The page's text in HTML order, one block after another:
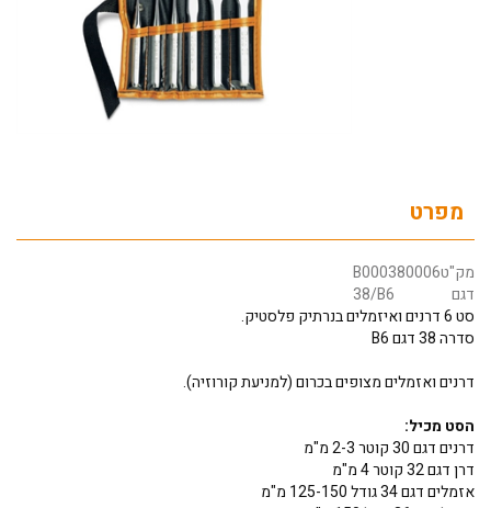
מפרט
מק"טB000380006
דגם
38/B6
סט 6 דרנים ואיזמלים בנרתיק פלסטיק.
סדרה 38 דגם B6
דרנים ואזמלים מצופים בכרום (למניעת קורוזיה).
הסט מכיל:
דרנים דגם 30 קוטר 2-3 מ"מ
דרן דגם 32 קוטר 4 מ"מ
אזמלים דגם 34 גודל 125-150 מ"מ